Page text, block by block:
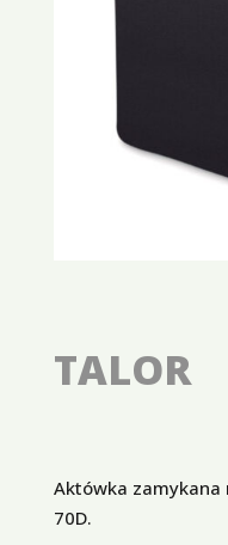
TALOR
Aktówka zamykana
70D.